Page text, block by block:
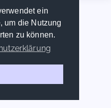
ein
um die Nutzung
zu können.